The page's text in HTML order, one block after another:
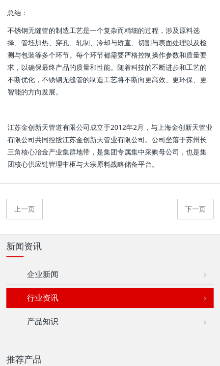
总结：
不锈钢无缝管的制造工艺是一个复杂而精细的过程，涉及原料选
择、管坯加热、穿孔、轧制、冷却与矫直、切割与表面处理以及检
测与包装等多个环节。每个环节都需要严格控制操作参数和质量要
求，以确保最终产品的质量和性能。随着科技的不断进步和工艺的
不断优化，不锈钢无缝管的制造工艺将不断向更高效、更环保、更
智能的方向发展。
江苏金创新天管道有限公司成立于2012年2月，与上海金创新天管业
有限公司共同控股江苏金创新天管业有限公司。公司坐落于苏州长
三角核心冶金产业集群地带，是集团专属集中采购母公司，也是集
团核心供应链管理中枢与大宗原料战略储备平台。
上一页 下一页
新闻资讯
企业新闻
行业资讯
产品知识
推荐产品